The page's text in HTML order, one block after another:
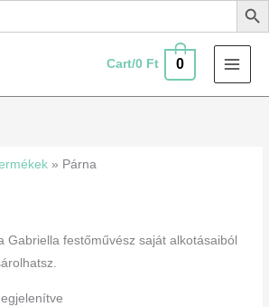
Cart/0 Ft 0
» Párna
Gabriella festőművész saját alkotásaiból